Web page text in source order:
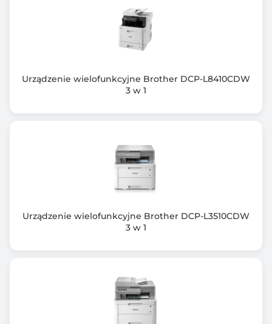
Prędkość drukowania mono (max)
80000
60 g/m2
Maksymalna gramatura papieru
Liczba podajników papieru
Pojemność zamontowanych podajników
Praca w sieci bezprzewodowej
Urządzenie wielofunkcyjne Brother DCP-L8410CDW
3 w 1
Urządzenie wielofunkcyjne Brother DCP-L3510CDW
3 w 1